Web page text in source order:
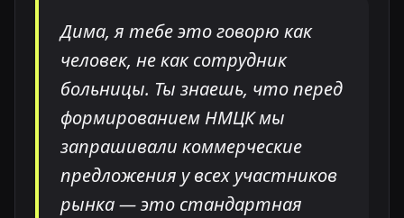
Дима, я тебе это говорю как
человек, не как сотрудник
больницы. Ты знаешь, что перед
формированием НМЦК мы
запрашивали коммерческие
предложения у всех участников
рынка — это стандартная